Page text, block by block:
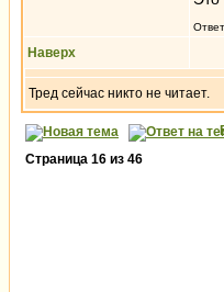
Наверх
Тред сейчас никто не читает.
Страница 16 из 46